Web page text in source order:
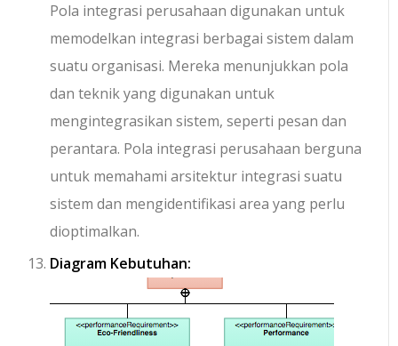
Pola integrasi perusahaan digunakan untuk
memodelkan integrasi berbagai sistem dalam
suatu organisasi. Mereka menunjukkan pola
dan teknik yang digunakan untuk
mengintegrasikan sistem, seperti pesan dan
perantara. Pola integrasi perusahaan berguna
untuk memahami arsitektur integrasi suatu
sistem dan mengidentifikasi area yang perlu
dioptimalkan.
Diagram Kebutuhan: